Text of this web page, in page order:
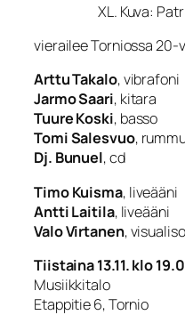
XL. Kuva:
vierailee Torniossa
Arttu Takalo, vibrafoni
Jarmo Saari, kitara
Tuure Koski, basso
Tomi Salesvuo,
Dj. Bunuel, cd
Timo Kuisma, liveääni
Antti Laitila, liveääni
Valo Virtanen,
Tiistaina 13.11. klo
Musiikkitalo
Etappitie 6, Tornio